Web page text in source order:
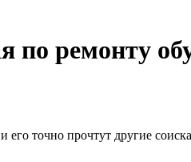
по ремонту
точно прочтут другие